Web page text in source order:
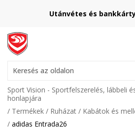
Utánvétes és
Keresés az oldalon
Sport Vision - Sportfelszerelés, lábbeli
honlapjára
Termékek
Ruházat Kabátok és
adidas Entrada26